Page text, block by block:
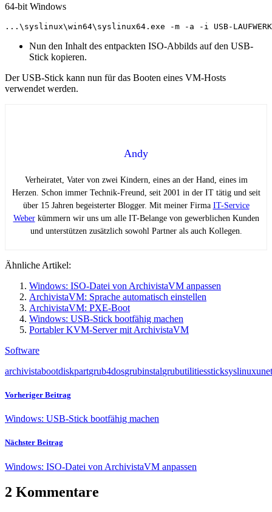
64-bit Windows
...\syslinux\win64\syslinux64.exe -m -a -i USB-
Nun den Inhalt des entpackten ISO-Abbilds auf den USB-
Stick kopieren.
Der USB-Stick kann nun für das Booten eines VM-Hosts
verwendet werden.
Andy
Verheiratet, Vater von zwei Kindern, eines an der Hand, eines im
Herzen. Schon immer Technik-Freund, seit 2001 in der IT tätig und seit
über 15 Jahren begeisterter Blogger. Mit meiner Firma IT-Service
Weberkümmern wir uns um alle IT-Belange von gewerblichen Kunden
und unterstützen zusätzlich sowohl Partner als auch Kollegen.
Ähnliche Artikel:
Windows: ISO-Datei von ArchivistaVM anpassen
ArchivistaVM: Sprache automatisch einstellen
ArchivistaVM: PXE-Boot
Windows: USB-Stick bootfähig machen
Portabler KVM-Server mit ArchivistaVM
Software
archivistabootdiskpartgrub4dosgrubinstalgrubutilitiessticksyslinux
Vorheriger Beitrag
Windows: USB-Stick bootfähig machen
Nächster Beitrag
Windows: ISO-Datei von ArchivistaVM anpassen
2 Kommentare